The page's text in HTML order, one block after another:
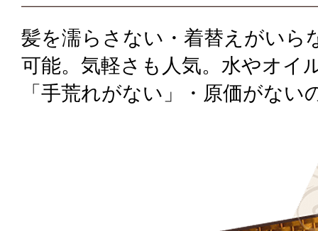
髪を濡らさない・着替えがいら
可能。気軽さも人気。水やオイ
「手荒れがない」・原価がない